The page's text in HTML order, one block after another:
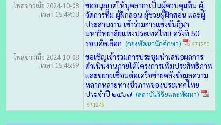
โพสข่าวเมื่อ 2024-10-08
เวลา 15:49:18
ขออนุญาตให้บุคลากรเป็นผู้ควบคุมทีม ผู้
จัดการทีม ผู้ฝึกสอน ผู้ช่วยผู้ฝึกสอน และผู้
ประสานงาน เข้าร่วมการแข่งขันกีฬา
มหาวิทยาลัยแห่งประเทศไทย ครั้งที่ 50
รอบคัดเลือก (กองพัฒนานักศึกษา) 671250
โพสข่าวเมื่อ 2024-10-08
เวลา 15:45:59
ขอเชิญเข้าร่วมการประชุมนำเสนอผลการ
ดำเนินงานภายใต้โครงการเพิ่มประสิทธิภาพ
และขยายเชื่อมต่อเครือข่ายคลังข้อมูลความ
หลากหลายทางชีวภาพของประเทศไทย
ประจำปี ๒๕๖๗ (สถาบันวิจัยและพัฒนา)
671249